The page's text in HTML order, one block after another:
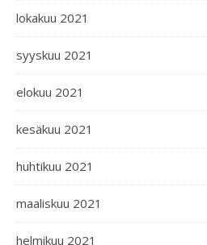
lokakuu 2021
syyskuu 2021
elokuu 2021
kesäkuu 2021
huhtikuu 2021
maaliskuu 2021
helmikuu 2021